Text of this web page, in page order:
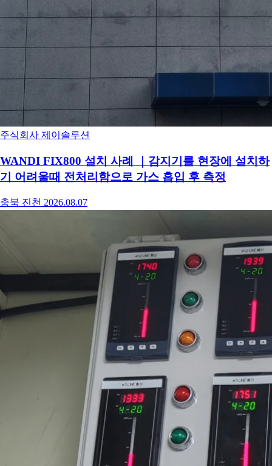
주식회사 제이솔루션
WANDI FIX800 설치 사례 ｜감지기를 현장에 설치하
기 어려울때 전처리함으로 가스 흡입 후 측정
충북 진천 2026.08.07